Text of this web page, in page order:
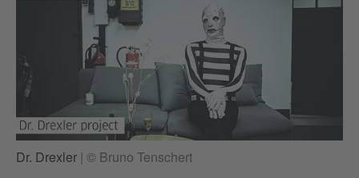
Dr. Drexler | © Bruno Tenschert